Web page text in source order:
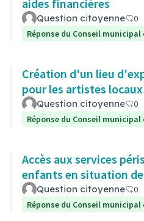
aides financières
Question citoyenne
0
Réponse du Conseil
Création d'un lieu
pour les artistes locaux
Question citoyenne
0
Réponse du Conseil
Accès aux services
enfants en situation
Question citoyenne
0
Réponse du Conseil